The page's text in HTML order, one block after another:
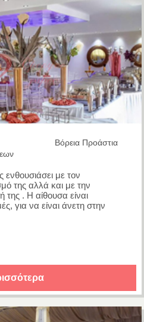
Βόρεια Προάστια
με τον
της αλλά και με την
της . Η αίθουσα είναι
για να είναι άνετη στην